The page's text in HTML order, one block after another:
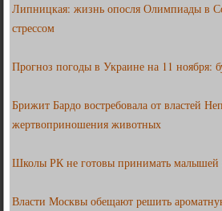
Липницкая: жизнь опосля Олимпиады в
стрессом
Прогноз погоды в Украине на 11 ноября:
Брижит Бардо востребовала от властей
жертвоприношения животных
Школы РК не готовы принимать малышей
Власти Москвы обещают решить